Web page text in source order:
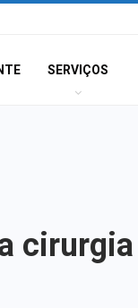
SERVIÇOS
cirurgia